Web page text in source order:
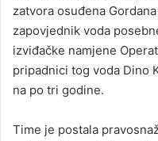
zatvora osuđena
zapovjednik voda
izviđačke namjene
pripadnici tog voda Dino
na po tri godine.
Time je postala